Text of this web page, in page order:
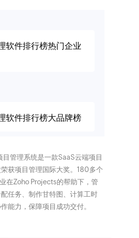
软件排行榜热门企业
软件排行榜大品牌榜
管理系统是一款SaaS云端项目
获项目管理国际大奖。180多个
在Zoho Projects的帮助下，管
任务、制作甘特图、计算工时
能力，保障项目成功交付。